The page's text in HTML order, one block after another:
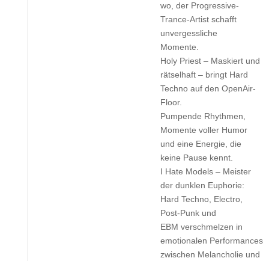
wo, der Progressive-
Trance-Artist schafft
unvergessliche
Momente.
Holy Priest – Maskiert und
rätselhaft – bringt Hard
Techno auf den OpenAir-
Floor.
Pumpende Rhythmen,
Momente voller Humor
und eine Energie, die
keine Pause kennt.
I Hate Models – Meister
der dunklen Euphorie:
Hard Techno, Electro,
Post-Punk und
EBM verschmelzen in
emotionalen Performances
zwischen Melancholie und